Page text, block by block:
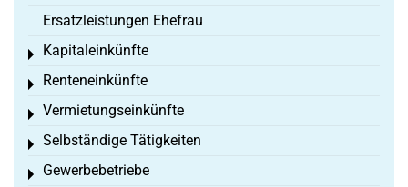
Ersatzleistungen Ehefrau
Kapitaleinkünfte
Toggle menu
Renteneinkünfte
Toggle menu
Vermietungseinkünfte
Toggle menu
Selbständige Tätigkeiten
Toggle menu
Gewerbebetriebe
Toggle menu